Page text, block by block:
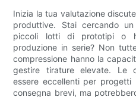
Inizia la tua valutazione
produttive. Stai cercando
piccoli lotti di prototipi o
produzione in serie? Non
compressione hanno la
gestire tirature elevate. Le
essere eccellenti per
consegna brevi, ma